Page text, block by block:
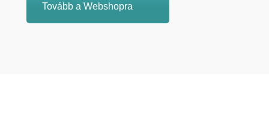
Tovább a Webshopra